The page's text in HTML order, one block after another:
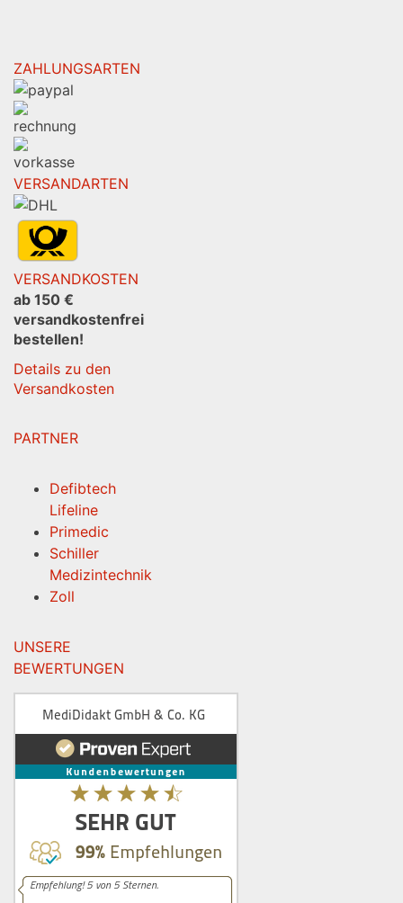
ZAHLUNGSARTEN
VERSANDARTEN
VERSANDKOSTEN
ab 150 €
versandkostenfrei
bestellen!
Details zu den
Versandkosten
PARTNER
Defibtech
Lifeline
Primedic
Schiller
Medizintechnik
Zoll
UNSERE
BEWERTUNGEN